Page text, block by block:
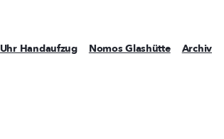
Uhr Handaufzug Nomos Glashütte Archiv